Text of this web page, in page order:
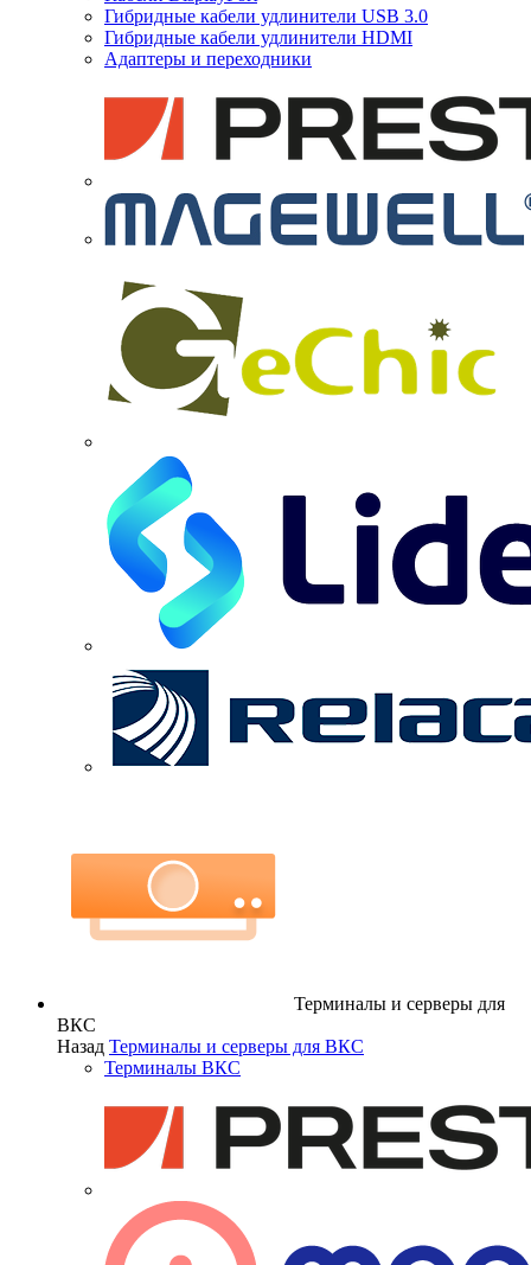
Гибридные кабели удлинители USB 3.0
Гибридные кабели удлинители HDMI
Адаптеры и переходники
Терминалы и серверы для
ВКС
Назад Терминалы и серверы для ВКС
Терминалы ВКС